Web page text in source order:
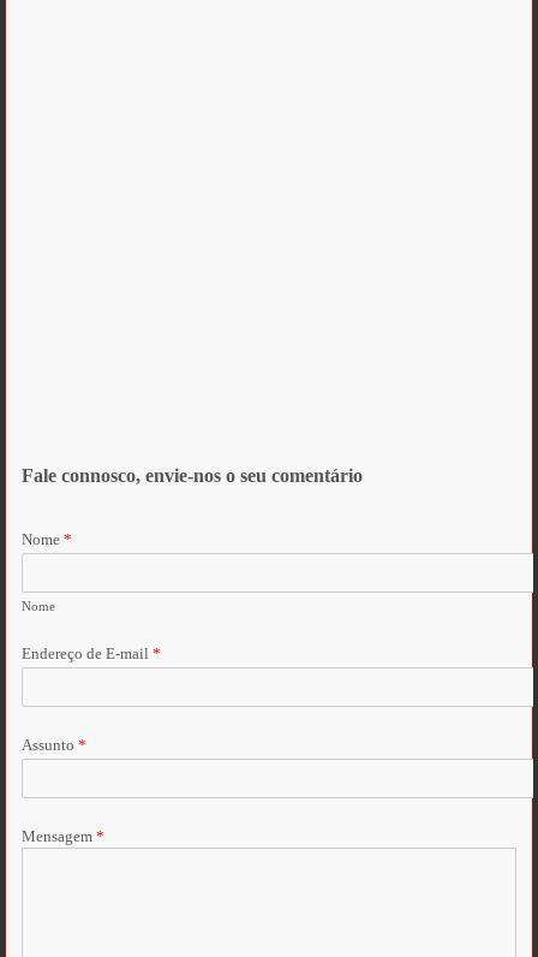
Fale connosco, envie-nos o seu comentário
Nome*
Nome
Endereço de E-mail*
Assunto*
Mensagem*